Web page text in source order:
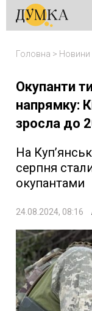
Головна > Новини
Окупанти
напрямку:
зросла до
На
серпня
окупантами
24.08.2024, 08:16